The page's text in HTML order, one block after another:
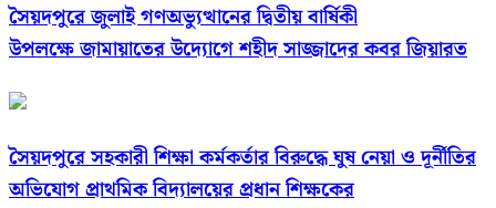
সৈয়দপুরে জুলাই গণঅভ্যুত্থানের দ্বিতীয় বার্ষিকী
উপলক্ষে জামায়াতের উদ্যোগে শহীদ সাজ্জাদের কবর জিয়ারত
সৈয়দপুরে সহকারী শিক্ষা কর্মকর্তার বিরুদ্ধে ঘুষ নেয়া ও দূর্নীতির
অভিযোগ প্রাথমিক বিদ্যালয়ের প্রধান শিক্ষকের